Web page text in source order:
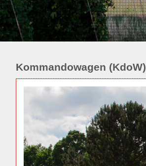
Kommandowagen (KdoW)